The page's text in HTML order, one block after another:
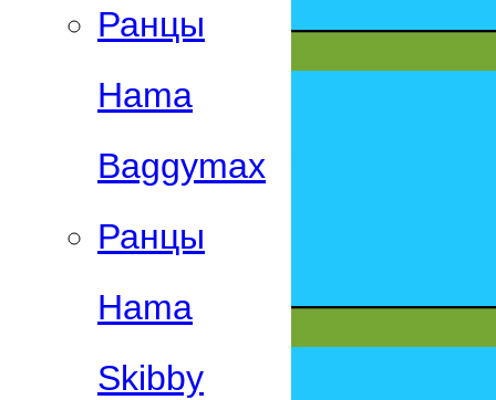
Ранцы
Hama
Baggymax
Ранцы
Hama
Skibby